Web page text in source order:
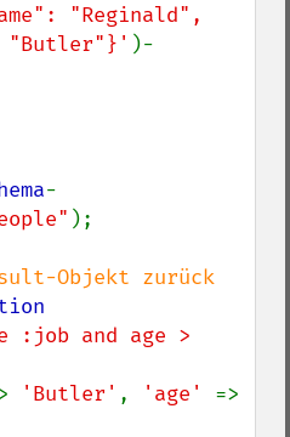
"Reginald",
"Butler"}' )-
-
);
:job and age >
'Butler' , 'age'